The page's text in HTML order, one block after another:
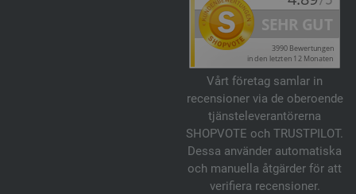
Vårt företag samlar in
recensioner via de oberoende
tjänsteleverantörerna
SHOPVOTE och TRUSTPILOT.
Dessa använder automatiska
och manuella åtgärder för att
verifiera recensioner.